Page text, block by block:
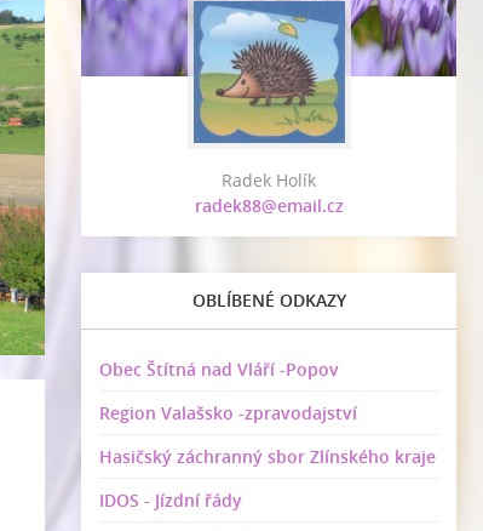
Radek Holík
radek88@email.cz
OBLÍBENÉ ODKAZY
Obec Štítná nad Vláří -Popov
Region Valašsko -zpravodajství
Hasičský záchranný sbor Zlínského kraje
IDOS - Jízdní řády